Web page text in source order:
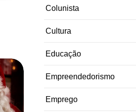
Colunista
Cultura
Educação
Empreendedorismo
Emprego